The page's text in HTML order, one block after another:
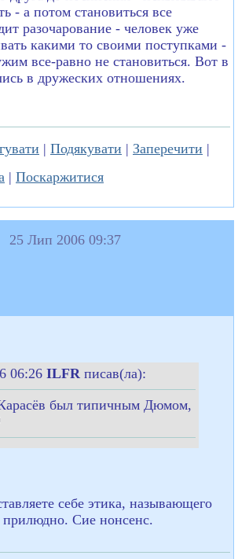
- а потом становиться все
разочарование - человек уже
какими то своими поступками -
все-равно не становиться. Вот в
в дружеских отношениях.
| Подякувати | Заперечити |
| Поскаржитися
25 Лип 2006 09:37
06:26 ILFR писав(ла):
был типичным Дюмом,
себе этика, называющего
прилюдно. Сие нонсенс.